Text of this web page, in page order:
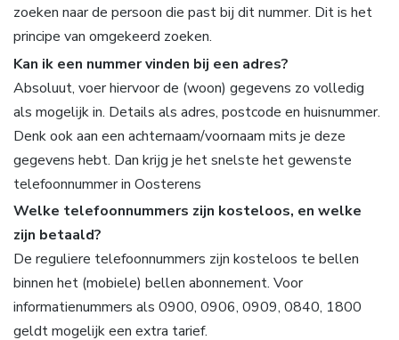
zoeken naar de persoon die past bij dit nummer. Dit is het
principe van omgekeerd zoeken.
Kan ik een nummer vinden bij een adres?
Absoluut, voer hiervoor de (woon) gegevens zo volledig
als mogelijk in. Details als adres, postcode en huisnummer.
Denk ook aan een achternaam/voornaam mits je deze
gegevens hebt. Dan krijg je het snelste het gewenste
telefoonnummer in Oosterens
Welke telefoonnummers zijn kosteloos, en welke
zijn betaald?
De reguliere telefoonnummers zijn kosteloos te bellen
binnen het (mobiele) bellen abonnement. Voor
informatienummers als 0900, 0906, 0909, 0840, 1800
geldt mogelijk een extra tarief.